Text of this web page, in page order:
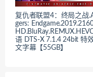
复仇者联盟4：终局之战
gers:
语 DTS-X 7.1.4 24bit 特
文字幕【55GB】